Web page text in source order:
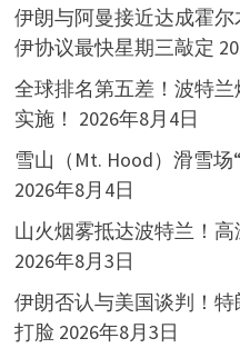
伊朗与阿曼接近达成霍
伊协议最快星期三敲定
全球排名第五差！波特
实施！ 2026年8月4日
雪山（Mt. Hood）滑雪
2026年8月4日
山火烟雾抵达波特兰！高
2026年8月3日
伊朗否认与美国谈判！
打脸 2026年8月3日